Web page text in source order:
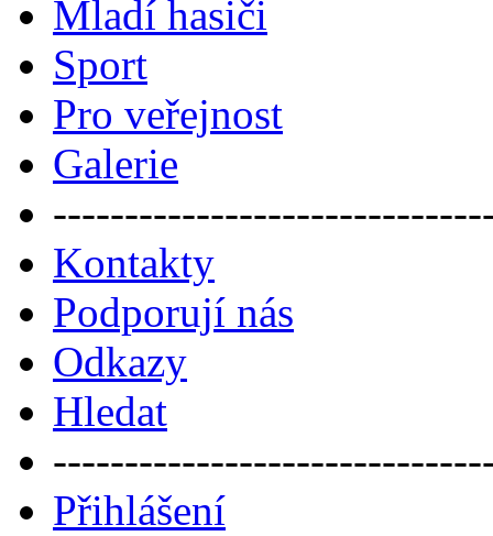
Mladí hasiči
Sport
Pro veřejnost
Galerie
Kontakty
Podporují nás
Odkazy
Hledat
Přihlášení